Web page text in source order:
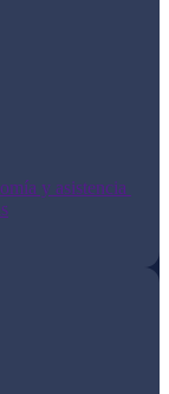
y asistencia